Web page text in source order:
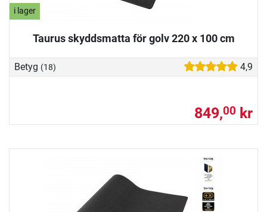
i lager
Taurus skyddsmatta för golv 220 x 100 cm
Betyg (18) 4,9
849,00 kr